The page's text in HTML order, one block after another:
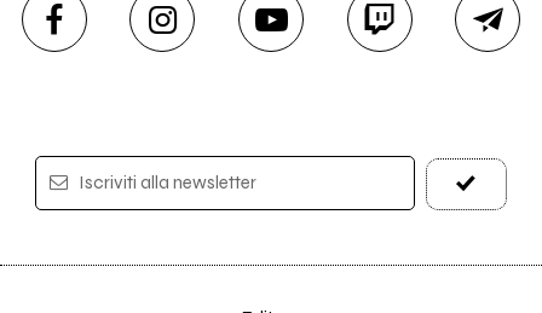
Iscriviti alla newsletter